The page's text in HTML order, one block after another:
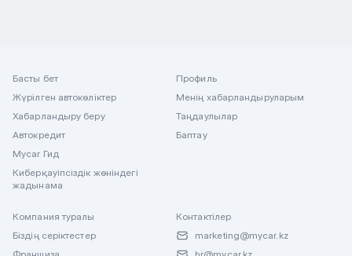
Басты бет
Жүрілген автокөліктер
Хабарландыру беру
Автокредит
Mycar Гид
Киберқауіпсіздік жөніндегі
жадынама
Профиль
Менің хабарландыруларым
Таңдаулылар
Баптау
Компания туралы
Біздің серіктестер
Контактілер
marketing@mycar.kz